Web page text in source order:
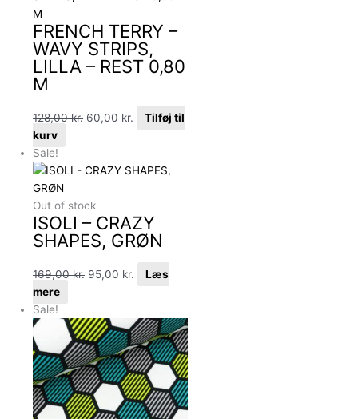
FRENCH TERRY –
WAVY STRIPS,
LILLA – REST 0,80
M
128,00kr. 60,00 kr.
Tilføj til
kurv
Sale!
Out of stock
ISOLI – CRAZY
SHAPES, GRØN
169,00kr. 95,00 kr.
Læs
mere
Sale!